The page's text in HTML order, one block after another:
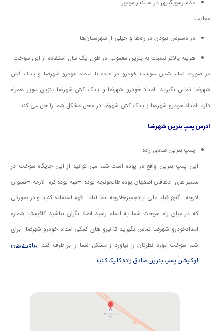
عدم رسوبگیری در سیلندر موتور
معایب:
در دسترس نبودن در راه‌ها و خیلی از شهرستان‌ها
هزینه بالاتر نسبت به بنزین معمولی در طول یک سال استفاده از این سوخت
در صورت تمام شدن سوخت خودرو در جاده با امداد خودرو شهرضا و یدک کش
شهرضا تماس بگیرید. امداد خودرو شهرضا و یدک کش شهرضا بنزین سوپر همراه
دارد. امداد خودرو شهرضا و یدک کش شهرضا در محل مشکل شما را حل می کند.
ادرس پمپ بنزین شهرضا
پمپ بنزین صادق زاده
این پمپ بنزین واقع در پوده است شما می توانید از این جایگاه سوخت در
مسیر های دهاقان-اصفهان پوده-طالخونچه پوده –قهه پوده-کره لارچه –قمبوان
لارچه –گنج قباد علی آبادجمبزه-لارچه عطا آباد –قهه استفاده کنید و در صورتی
که در میان راه سوخت شما به اتمام رسید اصلا نگران نباشید کافیستبا شماره
امدادخودرو شهرضا تماس بگیرید تا نیرو های کمکی امداد خودرو شهرضا برای
شما سوخت مورد نظرتان را بیاورد و مشکل شما را بر طرف کند.برای دیدن
لوکیشن پمپ بنزین صادق زاده کلیک کنید.